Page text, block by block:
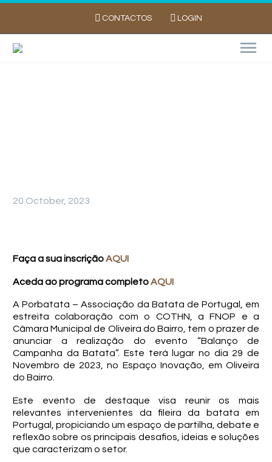
CONTACTOS LOGIN
20 October, 2023
Faça a sua inscriçãoAQUI
Aceda ao programa completoAQUI
A Porbatata – Associação da Batata de Portugal, em
estreita colaboração com o COTHN, a FNOP e a
Câmara Municipal de Oliveira do Bairro, tem o prazer de
anunciar a realização do evento “Balanço de
Campanha da Batata”. Este terá lugar no dia 29 de
Novembro de 2023, no Espaço Inovação, em Oliveira
do Bairro.
Este evento de destaque visa reunir os mais
relevantes intervenientes da fileira da batata em
Portugal, propiciando um espaço de partilha, debate e
reflexão sobre os principais desafios, ideias e soluções
que caracterizam o setor.